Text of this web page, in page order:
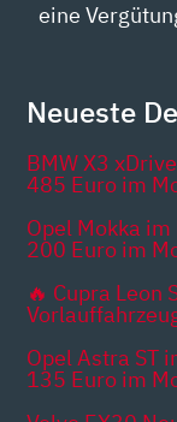
eine
Neueste
BMW X3
485 Euro im
Opel Mokka
200 Euro im
🔥 Cupra Leon
Opel Astra ST
135 Euro im